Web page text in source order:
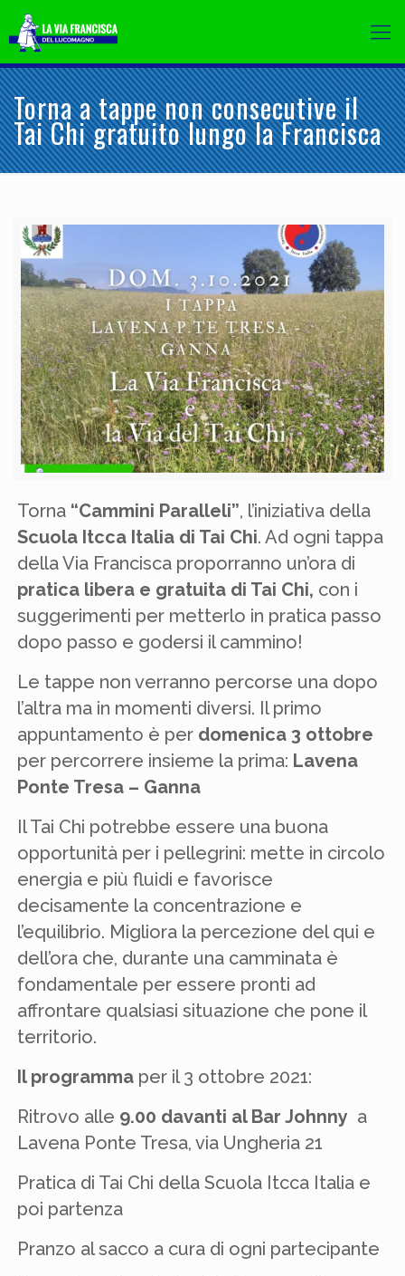
Torna a tappe non consecutive il
Tai Chi gratuito lungo la Francisca
Torna “Cammini Paralleli”, l’iniziativa della
Scuola Itcca Italia di Tai Chi. Ad ogni tappa
della Via Francisca proporranno un’ora di
pratica libera e gratuita di Tai Chi, con i
suggerimenti per metterlo in pratica passo
dopo passo e godersi il cammino!
Le tappe non verranno percorse una dopo
l’altra ma in momenti diversi. Il primo
appuntamento è per domenica 3 ottobre
per percorrere insieme la prima: Lavena
Ponte Tresa – Ganna
Il Tai Chi potrebbe essere una buona
opportunità per i pellegrini: mette in circolo
energia e più fluidi e favorisce
decisamente la concentrazione e
l’equilibrio. Migliora la percezione del qui e
dell’ora che, durante una camminata è
fondamentale per essere pronti ad
affrontare qualsiasi situazione che pone il
territorio.
Il programma per il 3 ottobre 2021:
Ritrovo alle 9.00 davanti al Bar Johnny a
Lavena Ponte Tresa, via Ungheria 21
Pratica di Tai Chi della Scuola Itcca Italia e
poi partenza
Pranzo al sacco a cura di ogni partecipante